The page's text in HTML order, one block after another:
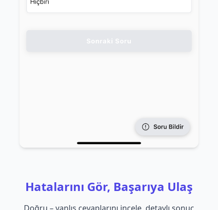
Hatalarını Gör, Başarıya Ulaş
Doğru – yanlış cevaplarını incele, detaylı sonuç